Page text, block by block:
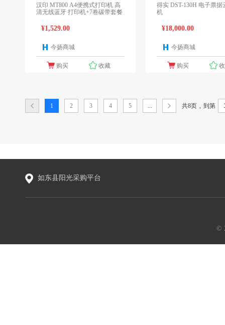
汉印 MT800 A4便携式打印机 高
清无线蓝牙 打印机+7卷碳带套餐
¥1,529.00
今扬商城
购买 收藏
得实 DST-130H 电子票据
机
¥18,000.00
今扬商城
购买
1 2 3 4 5 ... 共8页 到第
如东县阳光采购平台
©